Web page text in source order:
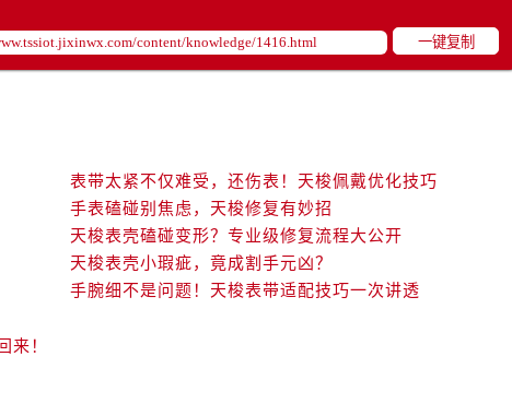
一键复制
表带太紧不仅难受，还伤表！天梭佩戴优化技巧
手表磕碰别焦虑，天梭修复有妙招
天梭表壳磕碰变形？专业级修复流程大公开
天梭表壳小瑕疵，竟成割手元凶？
手腕细不是问题！天梭表带适配技巧一次讲透
来！